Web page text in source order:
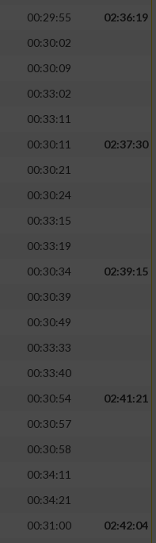
00:29:55
02:36:19
00:30:02
00:30:09
00:33:02
00:33:11
00:30:11
02:37:30
00:30:21
00:30:24
00:33:15
00:33:19
00:30:34
02:39:15
00:30:39
00:30:49
00:33:33
00:33:40
00:30:54
02:41:21
00:30:57
00:30:58
00:34:11
00:34:21
00:31:00
02:42:04